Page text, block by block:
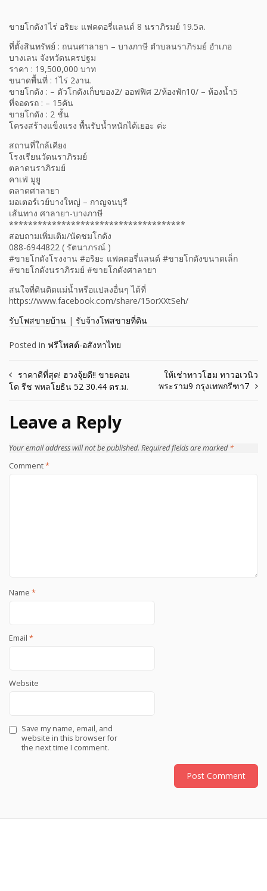
ขายโกดัง1ไร่ อริยะ แฟคตอรี่แลนด์ 8 นราภิรมย์ 19.5ล.
ที่ตั้งสินทรัพย์ : ถนนศาลายา – บางภาษี ตำบลนราภิรมย์ อำเภอ
บางเลน จังหวัดนครปฐม
ราคา : 19,500,000 บาท
ขนาดพื้นที่ : 1ไร่ 2งาน.
ขายโกดัง : – ตัวโกดังเก็บของ2/ ออฟฟิศ 2/ห้องพัก10/ – ห้องน้ำ5
ที่จอดรถ : – 15คัน
ขายโกดัง : 2 ชั้น
โครงสร้างแข็งแรง พื้นรับน้ำหนักได้เยอะ ค่ะ
สถานที่ใกล้เคียง
โรงเรียนวัดนราภิรมย์
ตลาดนราภิรมย์
คาเฟ่ มูยู
ตลาดศาลายา
มอเตอร์เวย์บางใหญ่ – กาญจนบุรี
เส้นทาง ศาลายา-บางภาษี
*************************************
สอบถามเพิ่มเติม/นัดชมโกดัง
088-6944822 ( รัตนาภรณ์ )
#ขายโกดังโรงงาน #อริยะ แฟคตอรี่แลนด์ #ขายโกดังขนาดเล็ก
#ขายโกดังนราภิรมย์ #ขายโกดังศาลายา
สนใจที่ดินติดแม่น้ำหรือแปลงอื่นๆ ได้ที่
https://www.facebook.com/share/15orXXtSeh/
รับโพสขายบ้าน | รับจ้างโพสขายที่ดิน
Posted in ฟรีโพสต์-อสังหาไทย
Post
ราคาดีที่สุด! ฮวงจุ้ยดี!! ขายคอน
โด รีช พหลโยธิน 52 30.44 ตร.ม.
ให้เช่าทาวโฮม ทาวอเวนิว
พระราม9 กรุงเทพกรีฑา7
Leave a Reply
Your email address will not be published. Required fields are marked*
Comment*
Name *
Email *
Website
Save my name, email, and
website in this browser for
the next time I comment.